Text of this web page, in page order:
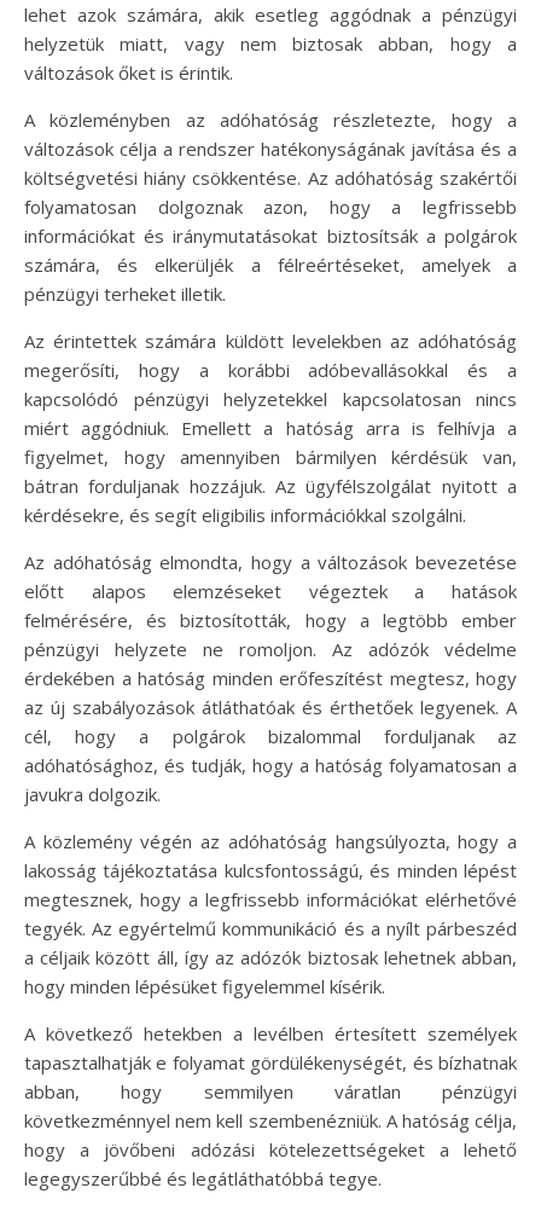
lehet azok számára, akik esetleg aggódnak a pénzügyi
helyzetük miatt, vagy nem biztosak abban, hogy a
változások őket is érintik.
A közleményben az adóhatóság részletezte, hogy a
változások célja a rendszer hatékonyságának javítása és a
költségvetési hiány csökkentése. Az adóhatóság szakértői
folyamatosan dolgoznak azon, hogy a legfrissebb
információkat és iránymutatásokat biztosítsák a polgárok
számára, és elkerüljék a félreértéseket, amelyek a
pénzügyi terheket illetik.
Az érintettek számára küldött levelekben az adóhatóság
megerősíti, hogy a korábbi adóbevallásokkal és a
kapcsolódó pénzügyi helyzetekkel kapcsolatosan nincs
miért aggódniuk. Emellett a hatóság arra is felhívja a
figyelmet, hogy amennyiben bármilyen kérdésük van,
bátran forduljanak hozzájuk. Az ügyfélszolgálat nyitott a
kérdésekre, és segít eligibilis információkkal szolgálni.
Az adóhatóság elmondta, hogy a változások bevezetése
előtt alapos elemzéseket végeztek a hatások
felmérésére, és biztosították, hogy a legtöbb ember
pénzügyi helyzete ne romoljon. Az adózók védelme
érdekében a hatóság minden erőfeszítést megtesz, hogy
az új szabályozások átláthatóak és érthetőek legyenek. A
cél, hogy a polgárok bizalommal forduljanak az
adóhatósághoz, és tudják, hogy a hatóság folyamatosan a
javukra dolgozik.
A közlemény végén az adóhatóság hangsúlyozta, hogy a
lakosság tájékoztatása kulcsfontosságú, és minden lépést
megtesznek, hogy a legfrissebb információkat elérhetővé
tegyék. Az egyértelmű kommunikáció és a nyílt párbeszéd
a céljaik között áll, így az adózók biztosak lehetnek abban,
hogy minden lépésüket figyelemmel kísérik.
A következő hetekben a levélben értesített személyek
tapasztalhatják e folyamat gördülékenységét, és bízhatnak
abban, hogy semmilyen váratlan pénzügyi
következménnyel nem kell szembenézniük. A hatóság célja,
hogy a jövőbeni adózási kötelezettségeket a lehető
legegyszerűbbé és legátláthatóbbá tegye.